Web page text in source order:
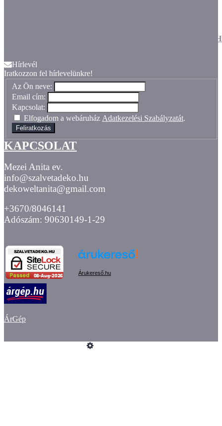
>src="https://lh3.googleusercontent.com/d/
Hírlevél
Iratkozzon fel hírlevelünkre!
Az Ön neve:
Email cím:
Kapcsolat:
Elfogadom a webáruház Adatkezelési Szabályzatát.
Feliratkozás
KAPCSOLAT
Mezei Anita ev.
info@szalvetadeko.hu
dekoweltanita@gmail.com
+3670/8046141
Adószám: 90630149-1-29
Árukereső.hu
ÁrGép